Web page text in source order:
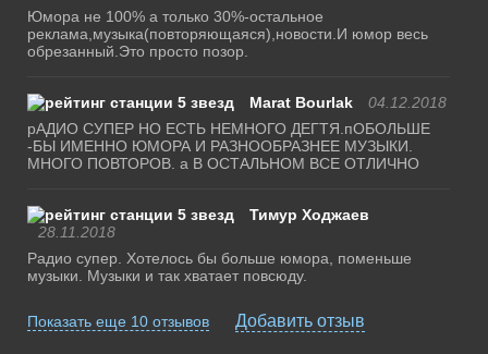
Юмора не 100% а только 30%-остальное
реклама,музыка(повторяющаяся),новости.И юмор весь
обрезанный.Это просто позор.
Marat Bourlak
04.12.2018
рАДИО СУПЕР НО ЕСТЬ НЕМНОГО ДЕГТЯ.пОБОЛЬШЕ
-БЫ ИМЕННО ЮМОРА И РАЗНООБРАЗНЕЕ МУЗЫКИ.
МНОГО ПОВТОРОВ. а В ОСТАЛЬНОМ ВСЕ ОТЛИЧНО
Тимур Ходжаев
28.11.2018
Радио супер. Хотелось бы больше юмора, поменьше
музыки. Музыки и так хватает повсюду.
Показать еще 10 отзывов Добавить отзыв